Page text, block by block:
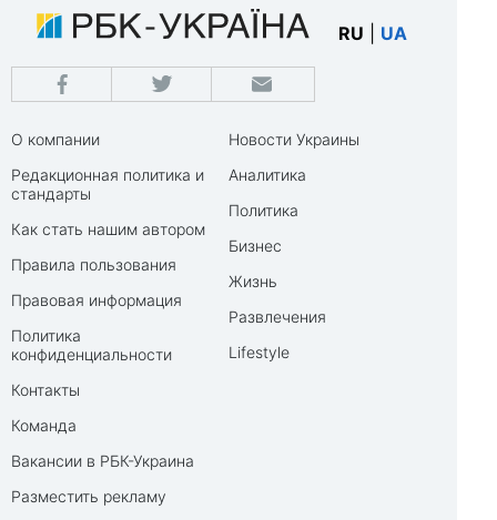
RU UA
О компании
Редакционная политика и
стандарты
Как стать нашим автором
Правила пользования
Правовая информация
Политика
конфиденциальности
Контакты
Команда
Вакансии в РБК-Украина
Разместить рекламу
Новости Украины
Аналитика
Политика
Бизнес
Жизнь
Развлечения
Lifestyle